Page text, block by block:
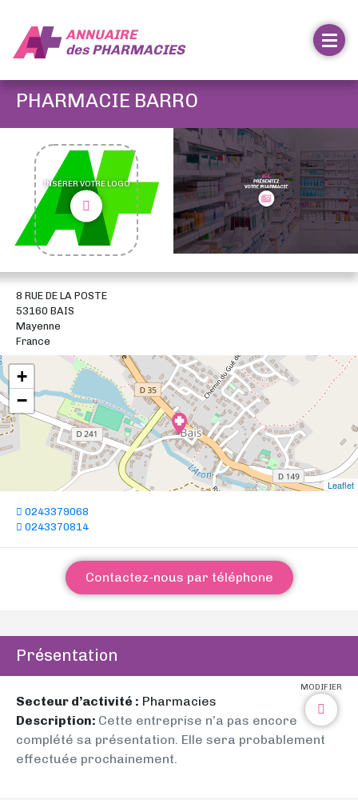
ANNUAIRE
desPHARMACIES
PHARMACIE BARRO
INSÉRER VOTRE LOGO
8 RUE DE LA POSTE
53160 BAIS
Mayenne
France
+
−
Leaflet
0243379068
0243370814
Contactez-nous par téléphone
Présentation
MODIFIER
Secteur d’activité : Pharmacies
Description: Cette entreprise n’a pas encore
complété sa présentation. Elle sera probablement
effectuée prochainement.